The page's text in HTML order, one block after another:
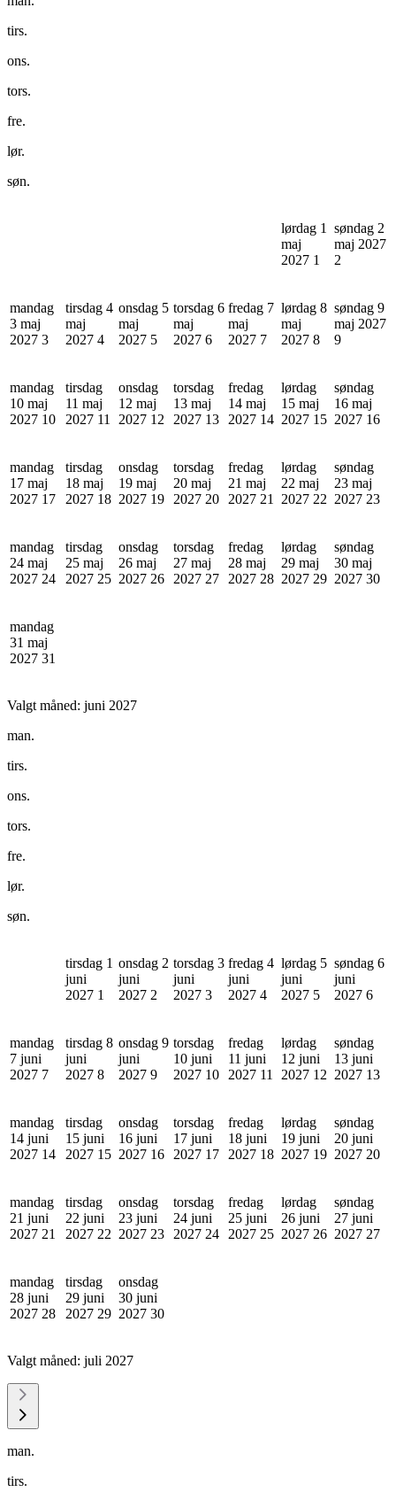
tirs.
ons.
tors.
fre.
lør.
søn.
lørdag 1
maj
2027 1
søndag 2
maj 2027
2
mandag
3 maj
2027 3
tirsdag 4
maj
2027 4
onsdag 5
maj
2027 5
torsdag 6
maj
2027 6
fredag 7
maj
2027 7
lørdag 8
maj
2027 8
søndag 9
maj 2027
9
mandag
10 maj
2027 10
tirsdag
11 maj
2027 11
onsdag
12 maj
2027 12
torsdag
13 maj
2027 13
fredag
14 maj
2027 14
lørdag
15 maj
2027 15
søndag
16 maj
2027 16
mandag
17 maj
2027 17
tirsdag
18 maj
2027 18
onsdag
19 maj
2027 19
torsdag
20 maj
2027 20
fredag
21 maj
2027 21
lørdag
22 maj
2027 22
søndag
23 maj
2027 23
mandag
24 maj
2027 24
tirsdag
25 maj
2027 25
onsdag
26 maj
2027 26
torsdag
27 maj
2027 27
fredag
28 maj
2027 28
lørdag
29 maj
2027 29
søndag
30 maj
2027 30
mandag
31 maj
2027 31
Valgt måned: juni 2027
man.
tirs.
ons.
tors.
fre.
lør.
søn.
tirsdag 1
juni
2027 1
onsdag 2
juni
2027 2
torsdag 3
juni
2027 3
fredag 4
juni
2027 4
lørdag 5
juni
2027 5
søndag 6
juni
2027 6
mandag
7 juni
2027 7
tirsdag 8
juni
2027 8
onsdag 9
juni
2027 9
torsdag
10 juni
2027 10
fredag
11 juni
2027 11
lørdag
12 juni
2027 12
søndag
13 juni
2027 13
mandag
14 juni
2027 14
tirsdag
15 juni
2027 15
onsdag
16 juni
2027 16
torsdag
17 juni
2027 17
fredag
18 juni
2027 18
lørdag
19 juni
2027 19
søndag
20 juni
2027 20
mandag
21 juni
2027 21
tirsdag
22 juni
2027 22
onsdag
23 juni
2027 23
torsdag
24 juni
2027 24
fredag
25 juni
2027 25
lørdag
26 juni
2027 26
søndag
27 juni
2027 27
mandag
28 juni
2027 28
tirsdag
29 juni
2027 29
onsdag
30 juni
2027 30
Valgt måned: juli 2027
man.
tirs.